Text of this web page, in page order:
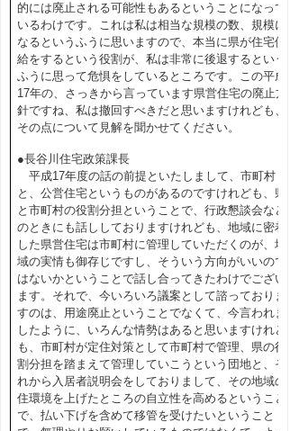
的には廃止される可能性もあるということになって
いるわけです。これは私は相当な規模の数、規模に
なるというふうに思いますので、本当に県が住宅供
給をするという役割が、私は非常に後退するという
ふうに思って危惧をしているところです。この平成
17年の、さっきから言っています県営住宅の廃止方
針ですね、私は撤回すべきだと思いますけれども、
その点について見解を聞かせてください。
●長谷川住宅政策課長
平成17年度の話の前提といたしまして、市町村
と、公営住宅というものがあるのですけれども、県
と市町村の役割分担ということで、行政懇談会など
のときにも話ししておりますけれども、地域に密着
した県営住宅は市町村に管理していただくのが、地
域の実情も御存じですし、そういう方向がいいので
はないかということで話し合ってきたわけでござい
ます。それで、今いろいろ議案として諮っておりま
すのは、用途廃止ということでなくて、今言われま
したように、いろんな情勢はあると思いますけれど
も、市町村が定住対策として市町村で管理、県の役
割分担を踏まえて管理していこうという団地と、そ
れから入居者説明会をしておりまして、その地域の
住環境を上げたところの自立性を高めるということ
で、払い下げを含めて移管を受けたいということ